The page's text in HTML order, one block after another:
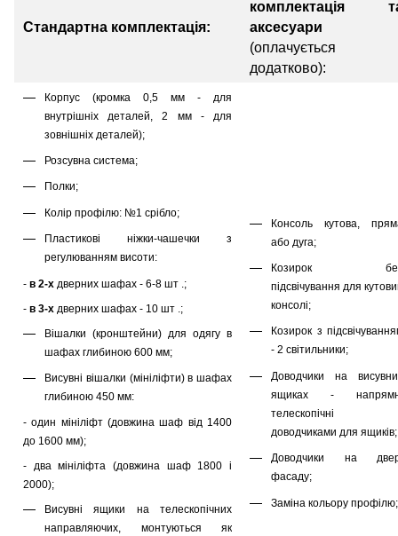
Стандартна комплектація:
комплектація
аксесуари
(оплачується
додатково):
Корпус (кромка 0,5 мм - для
внутрішніх деталей, 2 мм - для
зовнішніх деталей);
Розсувна система;
Полки;
Колір профілю: №1 срібло;
Пластикові ніжки-чашечки з
регулюванням висоти:
- в 2-х дверних шафах - 6-8 шт .;
- в 3-х дверних шафах - 10 шт .;
Вішалки (кронштейни) для одягу в
шафах глибиною 600 мм;
Висувні вішалки (мініліфти) в шафах
глибиною 450 мм:
- один мініліфт (довжина шаф від 1400
до 1600 мм);
- два мініліфта (довжина шаф 1800 і
2000);
Висувні ящики на телескопічних
направляючих, монтуються як
Консоль кутова,
або дуга;
Козирок
підсвічування для
консолі;
Козирок з
- 2 світильники;
Доводчики на
ящиках -
телескопічні
доводчиками для ящиків;
Доводчики на
фасаду;
Заміна кольору профілю;